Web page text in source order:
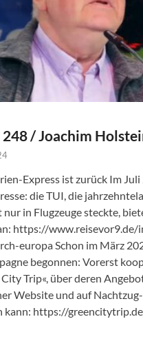
/ Joachim
Express ist zurück Im Juli
die TUI, die
nur in Flugzeuge steckte,
https://
europa Schon im März
begonnen: Vorerst
Trip«, über deren
Website und auf
kann: https://